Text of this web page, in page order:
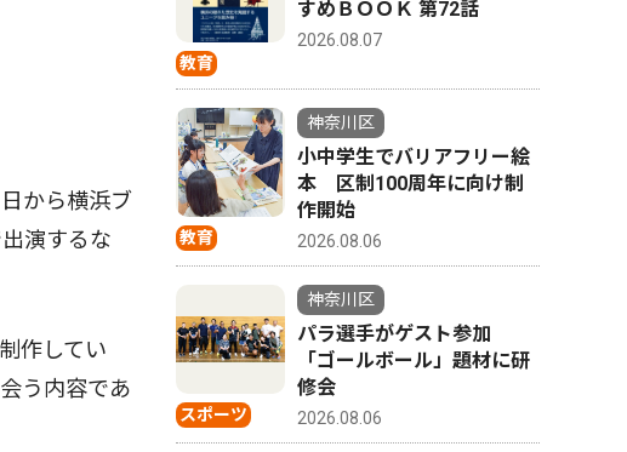
から横浜ブ
演するな
作してい
う内容であ
教育
すめＢＯＯＫ 第72話
2026.08.07
教育
神奈川区
小中学生でバリアフリー絵
本 区制100周年に向け制
作開始
2026.08.06
スポーツ
神奈川区
パラ選手がゲスト参加
「ゴールボール」題材に研
修会
2026.08.06